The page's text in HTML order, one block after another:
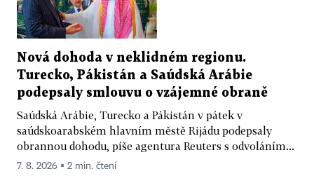
Nová dohoda v neklidném regionu.
Turecko, Pákistán a Saúdská Arábie
podepsaly smlouvu o vzájemné obraně
Saúdská Arábie, Turecko a Pákistán v pátek v
saúdskoarabském hlavním městě Rijádu podepsaly
obrannou dohodu, píše agentura Reuters s odvoláním...
7. 8. 2026 ▪ 2 min. čtení